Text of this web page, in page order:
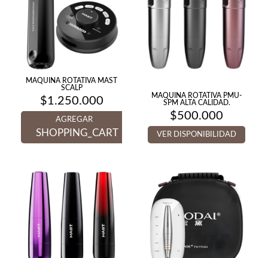
MAQUINA ROTATIVA MAST
SCALP
$1.250.000
AGREGAR
SHOPPING_CART
MAQUINA ROTATIVA PMU-
SPM ALTA CALIDAD.
$500.000
VER DISPONIBILIDAD